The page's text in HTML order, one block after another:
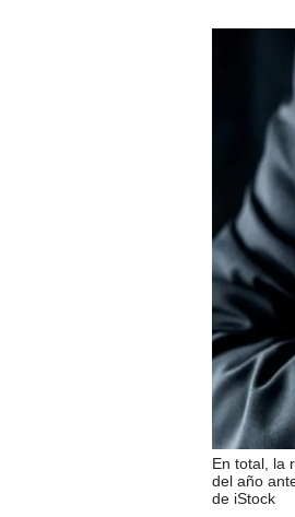
En total, la
del año
de iStock